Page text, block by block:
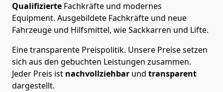
Qualifizierte Fachkräfte und modernes
Equipment. Ausgebildete Fachkräfte und neue
Fahrzeuge und Hilfsmittel, wie Sackkarren und Lifte.
Eine transparente Preispolitik. Unsere Preise setzen
sich aus den gebuchten Leistungen zusammen.
Jeder Preis ist nachvollziehbar und transparent
dargestellt.